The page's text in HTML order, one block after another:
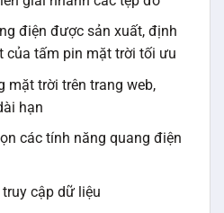
điện được sản xuất, định
của tấm pin mặt trời tối ưu
mặt trời trên trang web,
hạn
các tính năng quang điện
cập dữ liệu